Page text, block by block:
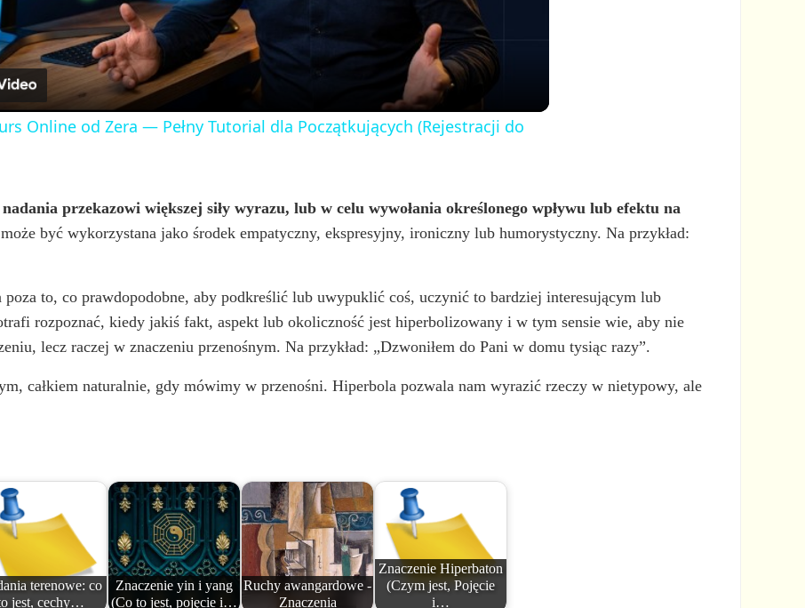
a
y
i
e
o
Online od Zera — Pełny Tutorial dla Początkujących (Rejestracji do
przekazowi większej siły wyrazu, lub w celu wywołania określonego wpływu lub efektu na
być wykorzystana jako środek empatyczny, ekspresyjny, ironiczny lub humorystyczny. Na przykład:
to, co prawdopodobne, aby podkreślić lub uwypuklić coś, uczynić to bardziej interesującym lub
rozpoznać, kiedy jakiś fakt, aspekt lub okoliczność jest hiperbolizowany i w tym sensie wie, aby nie
lecz raczej w znaczeniu przenośnym. Na przykład: „Dzwoniłem do Pani w domu tysiąc razy”.
całkiem naturalnie, gdy mówimy w przenośni. Hiperbola pozwala nam wyrazić rzeczy w nietypowy, ale
terenowe: co
jest, cechy…
Znaczenie yin i yang
(Co to jest, pojęcie i…
Ruchy awangardowe -
Znaczenia
Znaczenie Hiperbaton
(Czym jest, Pojęcie
i…